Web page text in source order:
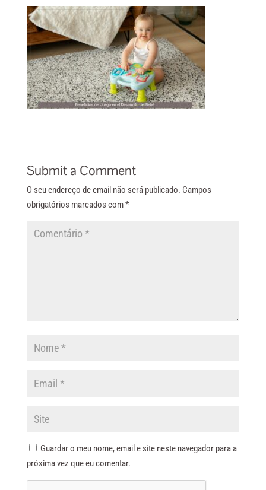
Submit a Comment
O seu endereço de email não será publicado. Campos
obrigatórios marcados com*
Guardar o meu nome, email e site neste navegador para a
próxima vez que eu comentar.